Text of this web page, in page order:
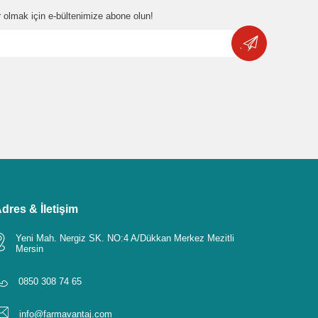
için e-bültenimize abone olun!
& İletişim
Yeni Mah. Nergiz SK. NO:4 A/Dükkan Merkez Mezitli
Mersin
0850 308 74 65
info@farmavantaj.com